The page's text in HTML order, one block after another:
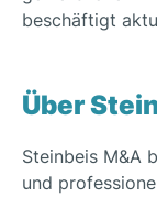
beschäftigt
Über
Steinbeis M&A
und